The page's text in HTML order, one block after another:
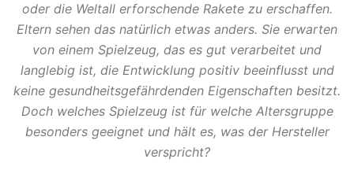
oder die Weltall erforschende Rakete zu erschaffen.
Eltern sehen das natürlich etwas anders. Sie erwarten
von einem Spielzeug, das es gut verarbeitet und
langlebig ist, die Entwicklung positiv beeinflusst und
keine gesundheitsgefährdenden Eigenschaften besitzt.
Doch welches Spielzeug ist für welche Altersgruppe
besonders geeignet und hält es, was der Hersteller
verspricht?